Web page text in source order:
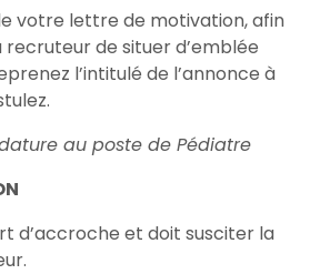
votre lettre de motivation, afin
de situer d’emblée
l’intitulé de l’annonce à
au poste de Pédiatre
d’accroche et doit susciter la